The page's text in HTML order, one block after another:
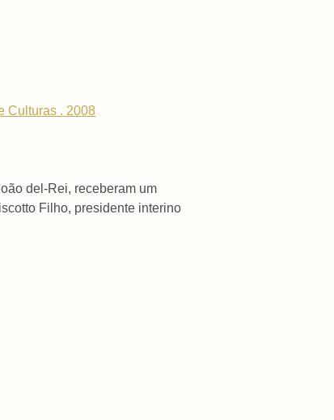
Culturas . 2008
del-Rei, receberam um
Filho, presidente interino